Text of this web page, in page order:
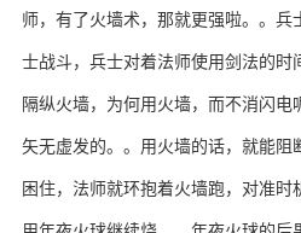
师，有了火墙术，那就更强啦。。
士战斗，兵士对着法师使用剑法的时
隔纵火墙，为何用火墙，而不消闪
矢无虚发的。。用火墙的话，就能
困住，法师就环抱着火墙跑，对准